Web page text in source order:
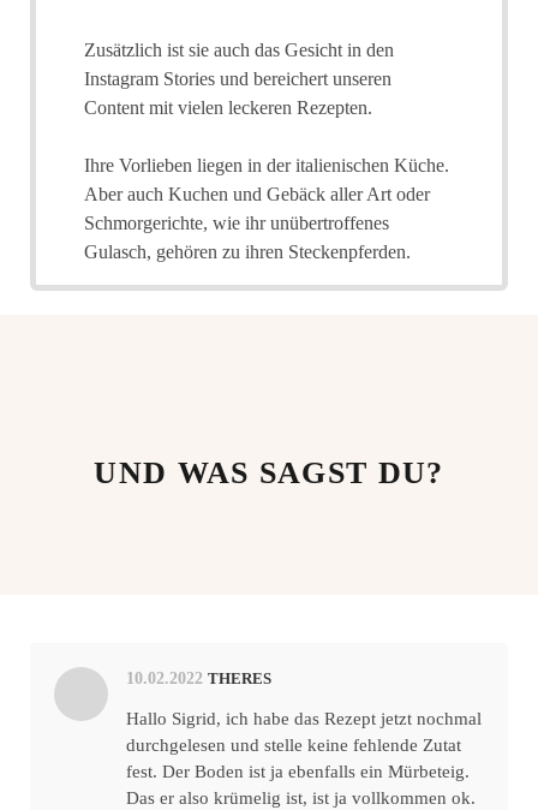
Zusätzlich ist sie auch das Gesicht in den
Instagram Stories und bereichert unseren
Content mit vielen leckeren Rezepten.
Ihre Vorlieben liegen in der italienischen Küche.
Aber auch Kuchen und Gebäck aller Art oder
Schmorgerichte, wie ihr unübertroffenes
Gulasch, gehören zu ihren Steckenpferden.
UND WAS SAGST DU?
10.02.2022 THERES
Hallo Sigrid, ich habe das Rezept jetzt nochmal
durchgelesen und stelle keine fehlende Zutat
fest. Der Boden ist ja ebenfalls ein Mürbeteig.
Das er also krümelig ist, ist ja vollkommen ok.